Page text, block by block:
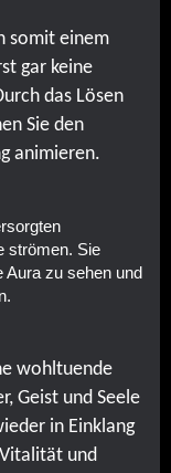
somit einem
gar keine
das Lösen
Sie den
animieren.
strömen. Sie
Aura zu sehen und
wohltuende
Geist und Seele
in Einklang
und